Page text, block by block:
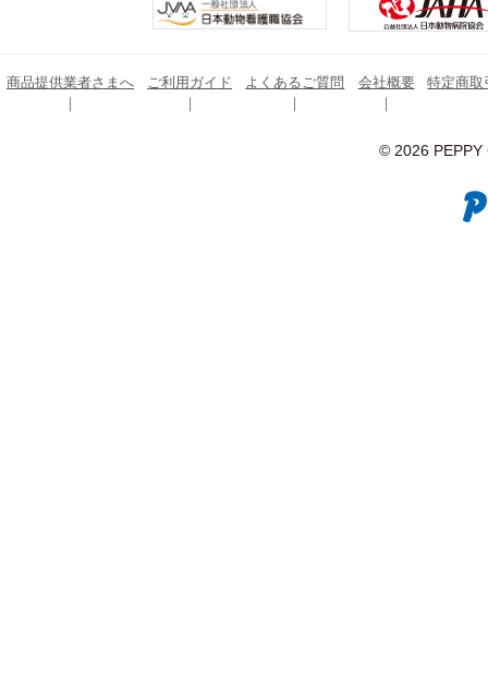
商品提供業者さまへ ご利用ガイド よくあるご質問 会社概要 特定商取
© 2026 PEPPY